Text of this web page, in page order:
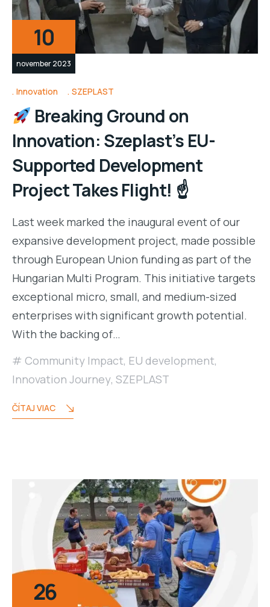
10
november 2023
Innovation SZEPLAST
Breaking Ground on
Innovation: Szeplast’s EU-
Supported Development
Project Takes Flight! ☝
Last week marked the inaugural event of our
expansive development project, made possible
through European Union funding as part of the
Hungarian Multi Program. This initiative targets
exceptional micro, small, and medium-sized
enterprises with significant growth potential.
With the backing of…
Community Impact, EU development,
Innovation Journey, SZEPLAST
ČÍTAJ VIAC
26